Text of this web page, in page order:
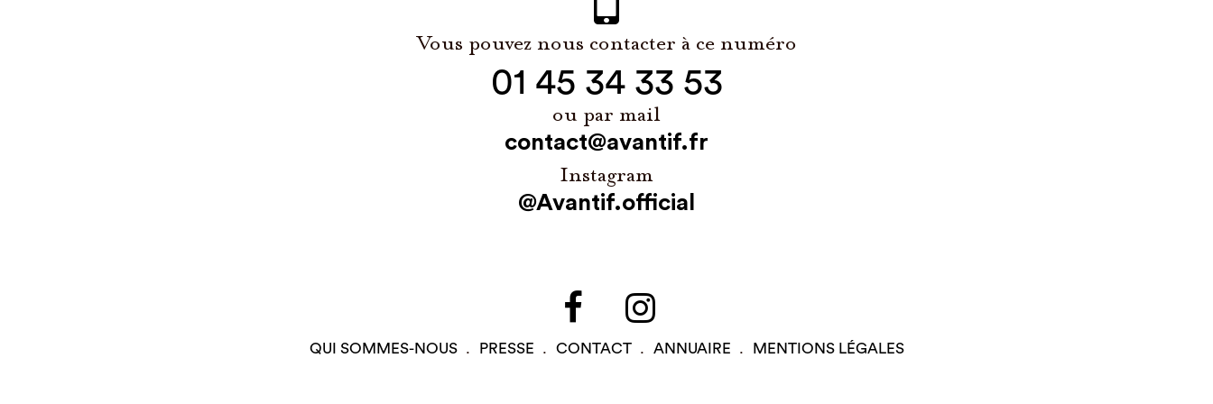
Vous pouvez nous contacter à ce numéro
01 45 34 33 53
ou par mail
contact@avantif.fr
Instagram
@Avantif.official
QUI SOMMES-NOUS PRESSE CONTACT ANNUAIRE MENTIONS LÉGALES